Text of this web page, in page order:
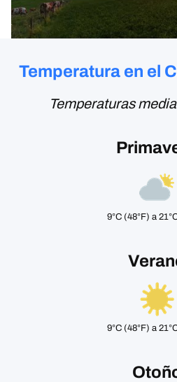
Temperatura en el
Temperaturas
9°C (48°F) a
9°C (48°F) a